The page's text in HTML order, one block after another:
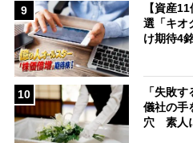
9
【資産
選「キオ
け期待4
10
「失敗
儀社の手
穴 素人